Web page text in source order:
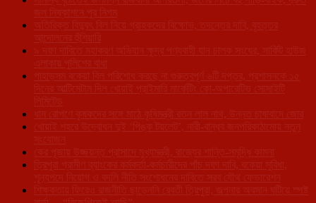
জল নিষ্কাশনে পুর নিগম
অতিরিক্ত বিদ্যুৎ বিল নিয়ে গ্রাহকদের বিক্ষোভ, তদন্তের দাবি, বৃহত্তর
আন্দোলনের হুঁশিয়ারি
৯ দফা দাবিতে মহাকরণ অভিযান ক্ষুদ্র পণ্যবাহী যান চালক সংঘের, সার্কিট হাউজ
এলাকায় পুলিশের বাধা
পাহাড়সম বকেয়া বিল পরিশোধ করছে না গুরুত্বপূর্ণ ৬টি দপ্তর, প্রশাসনকে ১৫
দিনের আল্টিমেটাম দিল খোয়াই প্রাইমারি মার্কেটিং কো-অপারেটিভ সোসাইটি
লিমিটেড
ধান রোপণে কৃষকদের সঙ্গে মাঠে কৃষিমন্ত্রী রতন লাল নাথ, উন্নত চাষাবাদে জোর
খোয়াই শহরে উদ্বোধন দুই ‘পিঙ্ক টয়লেট’, নারী-বান্ধব জনপরিকাঠামোয় নতুন
সংযোজন
কের পূজায় উজ্জয়ন্ত প্রাসাদে মুখ্যমন্ত্রী, রাজ্যের শান্তি-সমৃদ্ধি কামনা
ত্রিপুরা গ্রামীণ ব্যাংকের কর্মকর্তা-কর্মচারীদের পাঁচ দফা দাবি, বকেয়া সুবিধা,
শূন্যপদে নিয়োগ ও বদলি নীতি সংশোধনের দাবিতে সরব যৌথ ফেডারেশন
শিক্ষকতায় ফিরেও রাজনীতি ছাড়েননি রেবতী ত্রিপুরা, জল্পনার অবসান ঘটিয়ে স্পষ্ট